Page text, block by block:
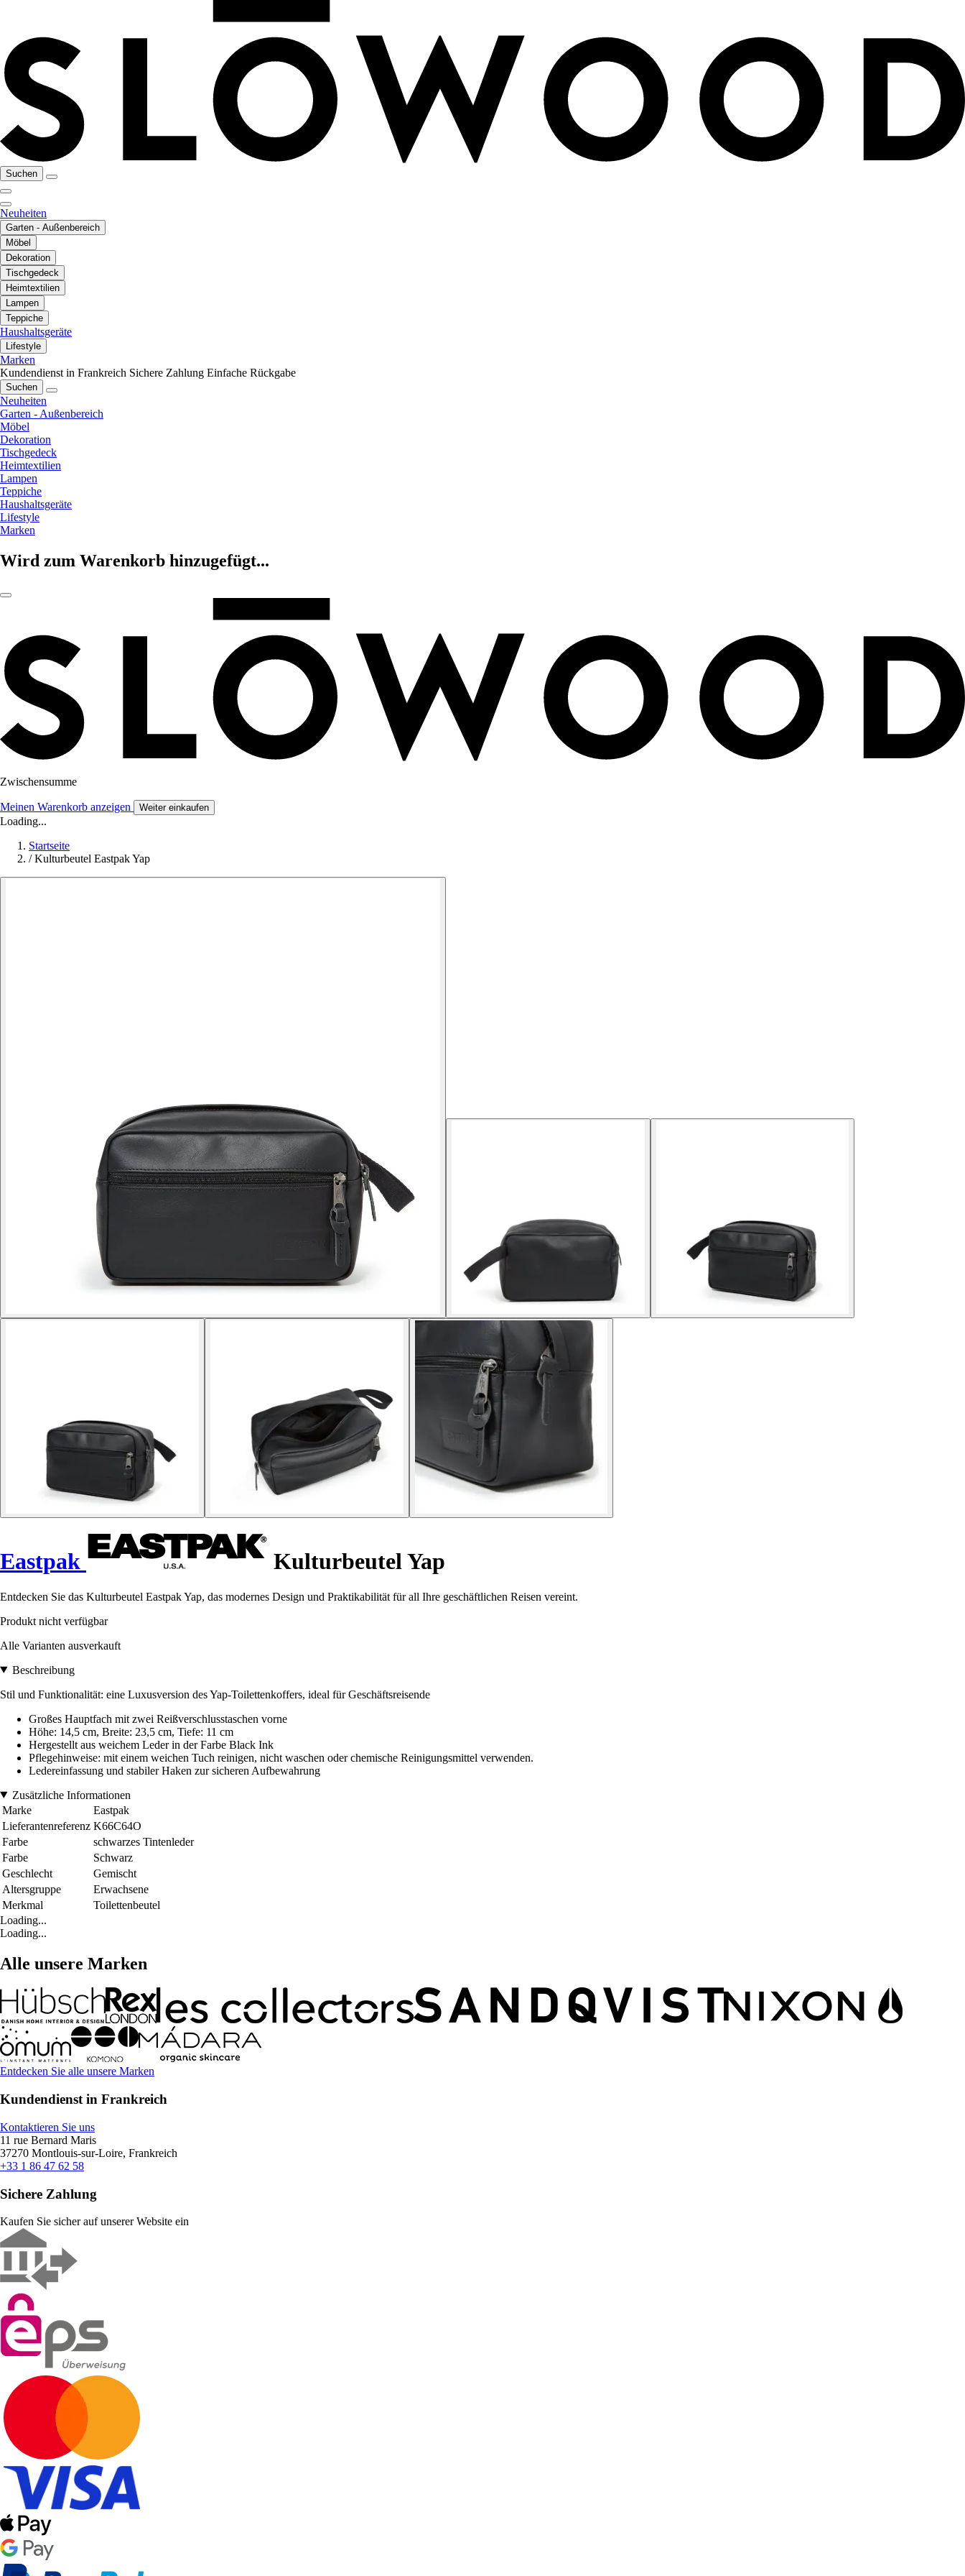
Suchen
Neuheiten
Garten - Außenbereich
Möbel
Dekoration
Tischgedeck
Heimtextilien
Lampen
Teppiche
Haushaltsgeräte
Lifestyle
Marken
Kundendienst in Frankreich Sichere Zahlung Einfache Rückgabe
Suchen
Neuheiten
Garten - Außenbereich
Möbel
Dekoration
Tischgedeck
Heimtextilien
Lampen
Teppiche
Haushaltsgeräte
Lifestyle
Marken
Wird zum Warenkorb hinzugefügt...
Zwischensumme
Meinen Warenkorb anzeigen Weiter einkaufen
Loading...
Startseite
/ Kulturbeutel Eastpak Yap
Eastpak Kulturbeutel Yap
Entdecken Sie das Kulturbeutel Eastpak Yap, das modernes Design und Praktikabilität für all Ihre geschäftlichen Reisen vereint.
Produkt nicht verfügbar
Alle Varianten ausverkauft
Beschreibung
Stil und Funktionalität: eine Luxusversion des Yap-Toilettenkoffers, ideal für Geschäftsreisende
Großes Hauptfach mit zwei Reißverschlusstaschen vorne
Höhe: 14,5 cm, Breite: 23,5 cm, Tiefe: 11 cm
Hergestellt aus weichem Leder in der Farbe Black Ink
Pflegehinweise: mit einem weichen Tuch reinigen, nicht waschen oder chemische Reinigungsmittel verwenden.
Ledereinfassung und stabiler Haken zur sicheren Aufbewahrung
Zusätzliche Informationen
Marke
Eastpak
Lieferantenreferenz K66C64O
Farbe
schwarzes Tintenleder
Farbe
Schwarz
Geschlecht
Gemischt
Altersgruppe
Erwachsene
Merkmal
Toilettenbeutel
Loading...
Loading...
Alle unsere Marken
Entdecken Sie alle unsere Marken
Kundendienst in Frankreich
Kontaktieren Sie uns
11 rue Bernard Maris
37270 Montlouis-sur-Loire, Frankreich
+33 1 86 47 62 58
Sichere Zahlung
Kaufen Sie sicher auf unserer Website ein